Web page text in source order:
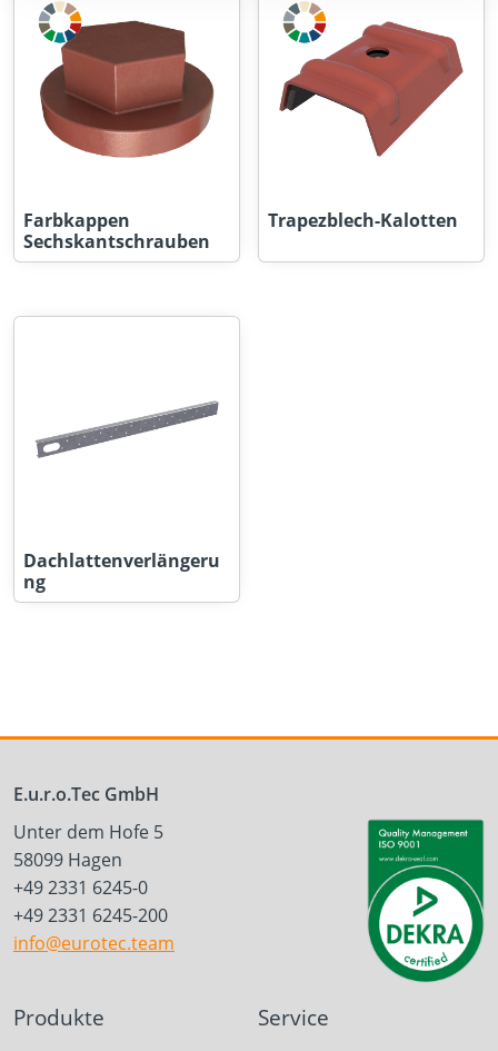
Farbkappen
Sechskantschrauben
Trapezblech-Kalotten
Dachlattenverlängeru
ng
E.u.r.o.Tec GmbH
Unter dem Hofe 5
58099 Hagen
+49 2331 6245-0
+49 2331 6245-200
info@eurotec.team
Produkte Service